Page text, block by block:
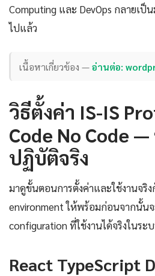
Computing และ DevOps กลายเป็
ไปแล้ว
เนื้อหาเกี่ยวข้อง —อ่านต่อ:
วิธีตั้งค่า IS-IS
Code No Code
ปฏิบัติจริง
มาดูขั้นตอนการตั้งค่าและใช้งานจริง
environment ให้พร้อมก่อนจากนั้น
configuration ที่ใช้งานได้จริงในระ
React TypeScript